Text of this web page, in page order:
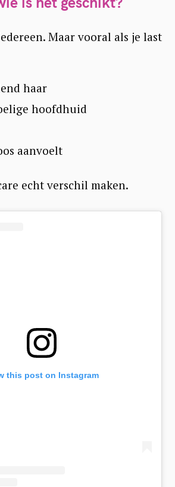
Maar vooral als je last
haar
hoofdhuid
aanvoelt
echt verschil maken.
this post on Instagram